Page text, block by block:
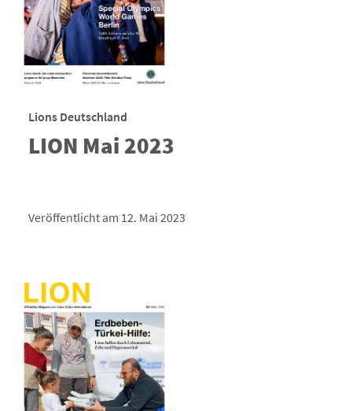
Lions Deutschland
LION Mai 2023
Veröffentlicht am 12. Mai 2023